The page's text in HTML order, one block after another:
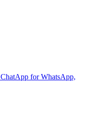
ChatApp for WhatsApp,